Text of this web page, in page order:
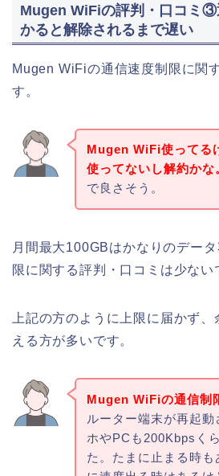
Mugen WiFiの評判・口コミ③
かると解除されるまで遅い
Mugen WiFiの通信速度制限に関
す。
Mugen WiFi使ってる
使ってないし解約かな
で良さそう。
月間最大100GBはかなりのデー
限に関する評判・口コミは少ない
上記の方のように上限に届かず
える方が多いです。
Mugen WiFiの通信制
ルーター端末が再起
ホやPCも200Kbpsく
た。たまに止まる時